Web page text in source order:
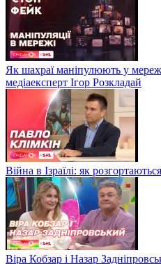
Як шахраї маніпулюють у
медіаексперт Ігор Розкладай
Війна в Ізраїлі: як
Віра Кобзар і Назар